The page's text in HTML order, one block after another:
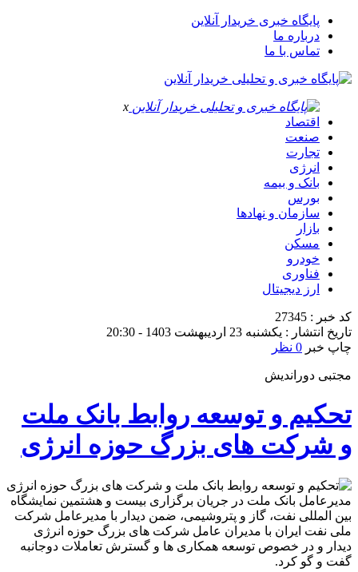
پایگاه خبری خریدار آنلاین
درباره ما
تماس با ما
x
اقتصاد
صنعت
تجارت
انرژی
بانک و بیمه
بورس
سازمان و نهادها
بازار
مسکن
خودرو
فناوری
ارز دیجیتال
کد خبر : 27345
تاریخ انتشار : یکشنبه 23 اردیبهشت 1403 - 20:30
چاپ خبر 0 نظر
مجتبی دوراندیش
تحکیم و توسعه روابط بانک ملت
و شرکت های بزرگ حوزه انرژی
مدیرعامل بانک ملت در جریان برگزاری بیست و هشتمین نمایشگاه
بین المللی نفت، گاز و پتروشیمی، ضمن دیدار با مدیرعامل شرکت
ملی نفت ایران با مدیران عامل شرکت های بزرگ حوزه انرژی
دیدار و در خصوص توسعه همکاری ها و گسترش تعاملات دوجانبه
گفت و گو کرد.